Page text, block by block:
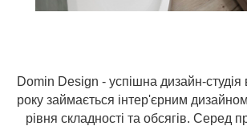
Domin Design - успішна дизайн-студія
року займається інтер'єрним дизайном
рівня складності та обсягів. Серед